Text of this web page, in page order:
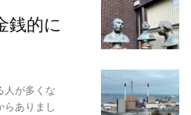
銭的に
人が多くな
らありまし